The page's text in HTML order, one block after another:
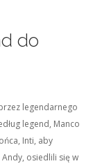
do
legendarnego
legend, Manco
Inti, aby
osiedlili się w